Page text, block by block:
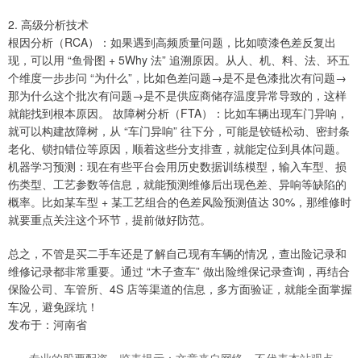
2. 高级分析技术
根因分析（RCA）：如果遇到高频质量问题，比如喷漆色差反复出
现，可以用 “鱼骨图 + 5Why 法” 追溯原因。从人、机、料、法、环五
个维度一步步问 “为什么”，比如色差问题→是不是色漆批次有问题→
那为什么这个批次有问题→是不是供应商储存温度异常导致的，这样
就能找到根本原因。 故障树分析（FTA）：比如车辆出现车门异响，
就可以构建故障树，从 “车门异响” 往下分，可能是铰链松动、密封条
老化、锁扣错位等原因，顺着这些分支排查，就能定位到具体问题。
机器学习预测：现在有些平台会用历史数据训练模型，输入车型、损
伤类型、工艺参数等信息，就能预测维修后出现色差、异响等缺陷的
概率。比如某车型 + 某工艺组合的色差风险预测值达 30%，那维修时
就要重点关注这个环节，提前做好防范。
总之，不管是买二手车还是了解自己现有车辆的情况，查出险记录和
维修记录都非常重要。通过 “木子查车” 做出险维保记录查询，再结合
保险公司、车管所、4S 店等渠道的信息，多方面验证，就能全面掌握
车况，避免踩坑！
发布于：河南省